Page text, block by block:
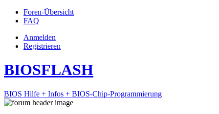
Foren-Übersicht
FAQ
Anmelden
Registrieren
BIOSFLASH
BIOS Hilfe + Infos + BIOS-Chip-Programmierung